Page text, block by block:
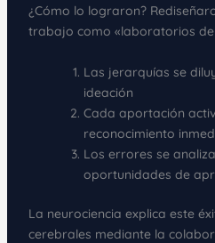
¿Cómo lo lograron?
trabajo como «laboratorios de
Las jerarquías se
ideación
Cada aportación
reconocimiento
Los errores se
oportunidades de
La neurociencia explica este
cerebrales mediante la